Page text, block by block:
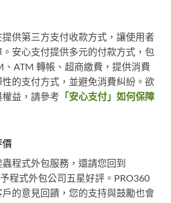
提供第三方支付收款方式，讓使用者
安心支付提供多元的付款方式，包
、ATM 轉帳、超商繳費，提供消費
的支付方式，並避免消費糾紛。欲
權益，請參考 「安心支付」如何保障
價
程式外包服務，還請您回到
程式外包公司五星好評。PRO360
的意見回饋，您的支持與鼓勵也會